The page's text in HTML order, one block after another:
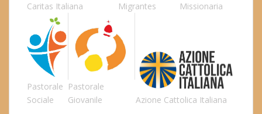
Caritas Italiana
Migrantes
Missionaria
Pastorale
Sociale
Pastorale
Giovanile
Azione Cattolica Italiana